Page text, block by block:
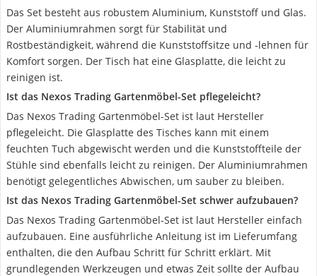
Das Set besteht aus robustem Aluminium, Kunststoff und Glas.
Der Aluminiumrahmen sorgt für Stabilität und
Rostbeständigkeit, während die Kunststoffsitze und -lehnen für
Komfort sorgen. Der Tisch hat eine Glasplatte, die leicht zu
reinigen ist.
Ist das Nexos Trading Gartenmöbel-Set pflegeleicht?
Das Nexos Trading Gartenmöbel-Set ist laut Hersteller
pflegeleicht. Die Glasplatte des Tisches kann mit einem
feuchten Tuch abgewischt werden und die Kunststoffteile der
Stühle sind ebenfalls leicht zu reinigen. Der Aluminiumrahmen
benötigt gelegentliches Abwischen, um sauber zu bleiben.
Ist das Nexos Trading Gartenmöbel-Set schwer aufzubauen?
Das Nexos Trading Gartenmöbel-Set ist laut Hersteller einfach
aufzubauen. Eine ausführliche Anleitung ist im Lieferumfang
enthalten, die den Aufbau Schritt für Schritt erklärt. Mit
grundlegenden Werkzeugen und etwas Zeit sollte der Aufbau